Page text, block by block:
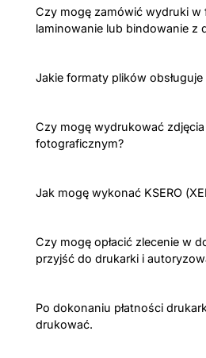
Czy mogę zamówić wydruki w
laminowanie lub bindowanie z
Jakie formaty plików
Czy mogę wydrukować
fotograficznym?
Jak mogę wykonać KSERO
Czy mogę opłacić zlecenie w
przyjść do drukarki i
Po dokonaniu płatności
drukować.